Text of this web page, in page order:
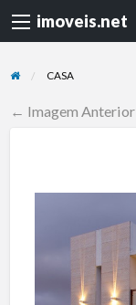
imoveis.net
CASA
← Imagem Anterior